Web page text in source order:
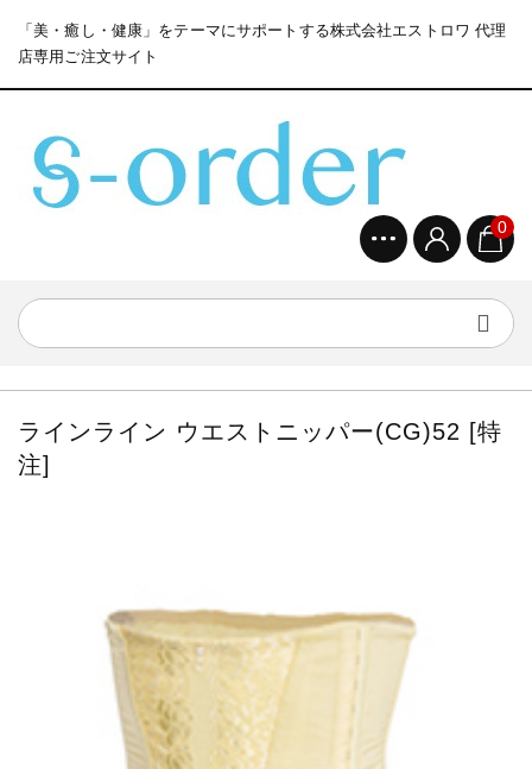
「美・癒し・健康」をテーマにサポートする株式会社エストロワ 代理
店専用ご注文サイト
0
ラインライン ウエストニッパー(CG)52 [特
注]